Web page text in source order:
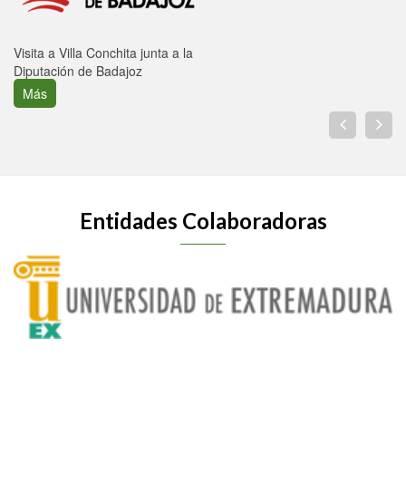
Visita a Villa Conchita junta a la
Diputación de Badajoz
Más
Entidades Colaboradoras